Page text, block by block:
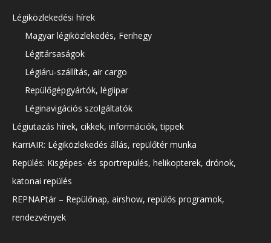
Légiközlekedési hírek
Magyar légiközlekedés, Ferihegy
Légitársaságok
Légiáru-szállítás, air cargo
Repülőgépgyártók, légiipar
Léginavigációs szolgáltatók
Légiutazás hírek, cikkek, információk, tippek
KarriAIR: Légiközlekedés állás, repülőtér munka
Repülés: Kisgépes- és sportrepülés, helikopterek, drónok,
katonai repülés
REPNAPtár – Repülőnap, airshow, repülős programok,
rendezvények